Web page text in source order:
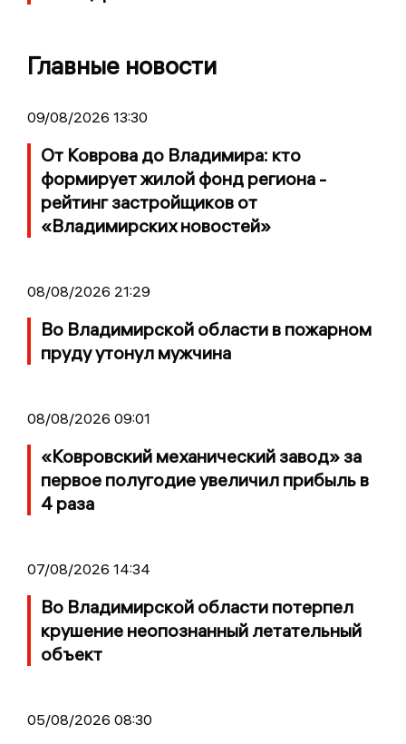
Главные новости
09/08/2026 13:30
От Коврова до Владимира: кто
формирует жилой фонд региона -
рейтинг застройщиков от
«Владимирских новостей»
08/08/2026 21:29
Во Владимирской области в пожарном
пруду утонул мужчина
08/08/2026 09:01
«Ковровский механический завод» за
первое полугодие увеличил прибыль в
4 раза
07/08/2026 14:34
Во Владимирской области потерпел
крушение неопознанный летательный
объект
05/08/2026 08:30